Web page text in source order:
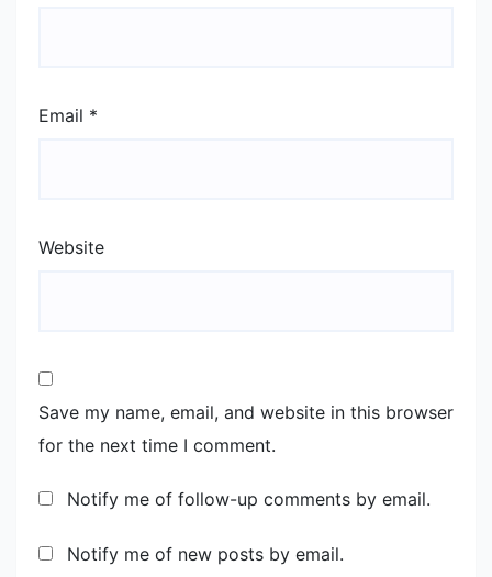
Email *
Website
Save my name, email, and website in this browser
for the next time I comment.
Notify me of follow-up comments by email.
Notify me of new posts by email.